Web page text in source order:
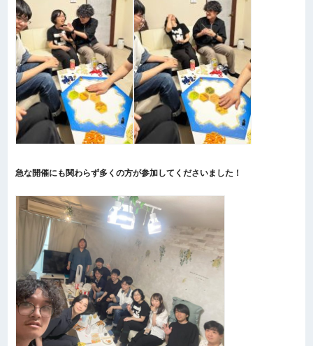
急な開催にも関わらず多くの方が参加してくださいました！